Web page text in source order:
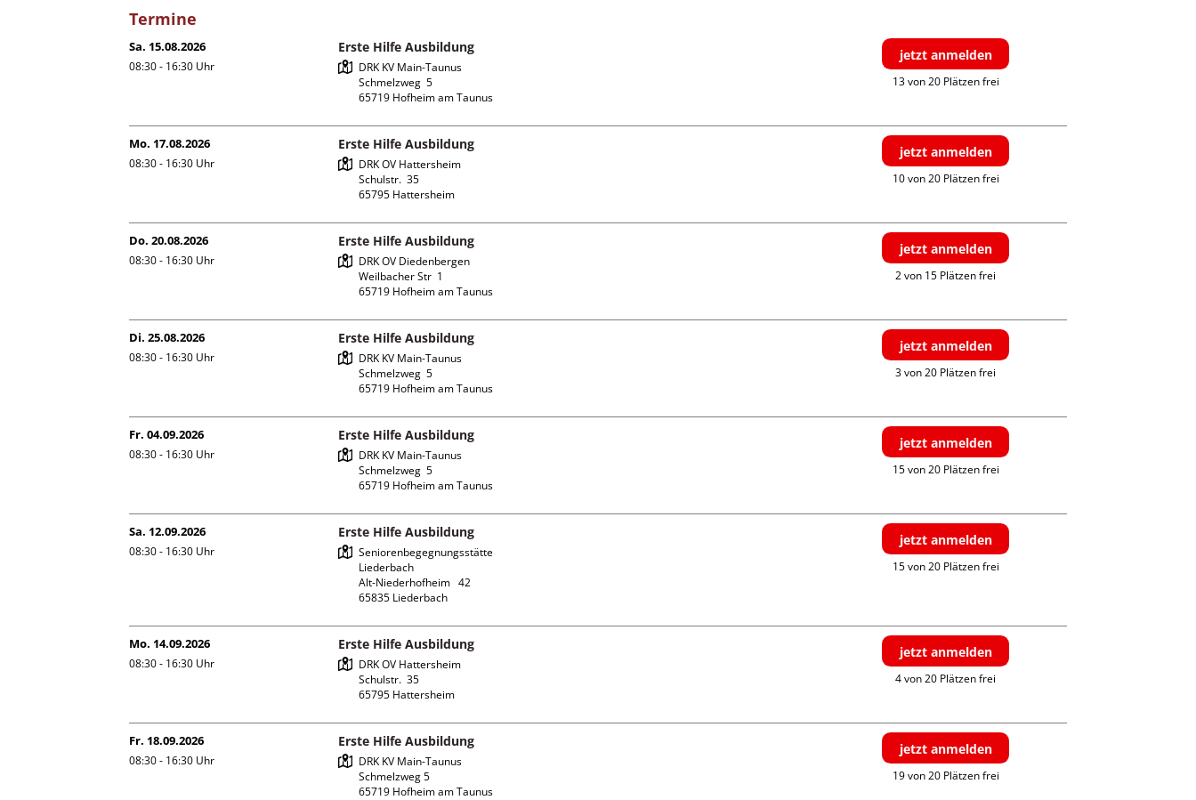
Termine
Sa. 15.08.2026
08:30 - 16:30 Uhr
Erste Hilfe Ausbildung
DRK KV Main-Taunus
Schmelzweg  5
65719 Hofheim am Taunus
jetzt anmelden
13 von 20 Plätzen frei
Mo. 17.08.2026
08:30 - 16:30 Uhr
Erste Hilfe Ausbildung
DRK OV Hattersheim
Schulstr.  35
65795 Hattersheim
jetzt anmelden
10 von 20 Plätzen frei
Do. 20.08.2026
08:30 - 16:30 Uhr
Erste Hilfe Ausbildung
DRK OV Diedenbergen
Weilbacher Str  1
65719 Hofheim am Taunus
jetzt anmelden
2 von 15 Plätzen frei
Di. 25.08.2026
08:30 - 16:30 Uhr
Erste Hilfe Ausbildung
DRK KV Main-Taunus
Schmelzweg  5
65719 Hofheim am Taunus
jetzt anmelden
3 von 20 Plätzen frei
Fr. 04.09.2026
08:30 - 16:30 Uhr
Erste Hilfe Ausbildung
DRK KV Main-Taunus
Schmelzweg  5
65719 Hofheim am Taunus
jetzt anmelden
15 von 20 Plätzen frei
Sa. 12.09.2026
08:30 - 16:30 Uhr
Erste Hilfe Ausbildung
Seniorenbegegnungsstätte
Liederbach
Alt-Niederhofheim   42
65835 Liederbach
jetzt anmelden
15 von 20 Plätzen frei
Mo. 14.09.2026
08:30 - 16:30 Uhr
Erste Hilfe Ausbildung
DRK OV Hattersheim
Schulstr.  35
65795 Hattersheim
jetzt anmelden
4 von 20 Plätzen frei
Fr. 18.09.2026
08:30 - 16:30 Uhr
Erste Hilfe Ausbildung
DRK KV Main-Taunus
Schmelzweg 5
65719 Hofheim am Taunus
jetzt anmelden
19 von 20 Plätzen frei